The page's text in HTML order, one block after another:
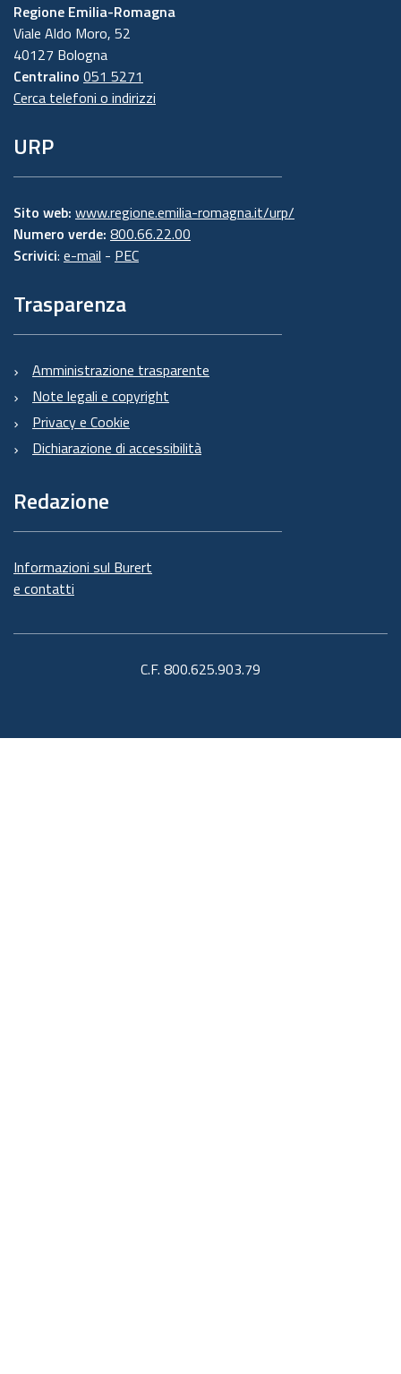
Regione Emilia-Romagna
Viale Aldo Moro, 52
40127 Bologna
Centralino 051 5271
Cerca telefoni o indirizzi
URP
Sito web: www.regione.emilia-romagna.it/urp/
Numero verde: 800.66.22.00
Scrivici: e-mail - PEC
Trasparenza
Amministrazione trasparente
Note legali e copyright
Privacy e Cookie
Dichiarazione di accessibilità
Redazione
Informazioni sul Burert
e contatti
C.F. 800.625.903.79